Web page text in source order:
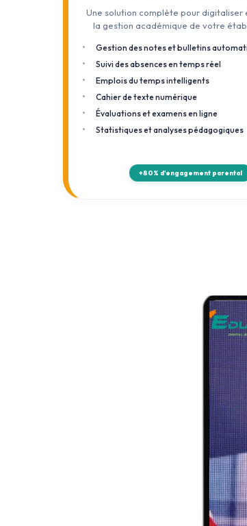
Une solution complète pour digitaliser
la gestion académique de votre
Gestion des notes et bulletins
Suivi des absences en temps réel
Emplois du temps intelligents
Cahier de texte numérique
Évaluations et examens en ligne
Statistiques et analyses pédagogiques
+80% d'engagement parental